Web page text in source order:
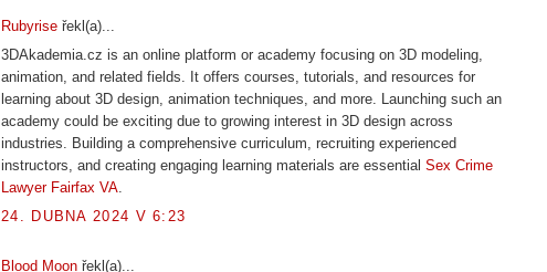
Rubyrise řekl(a)...
3DAkademia.cz is an online platform or academy focusing on 3D modeling,
animation, and related fields. It offers courses, tutorials, and resources for
learning about 3D design, animation techniques, and more. Launching such an
academy could be exciting due to growing interest in 3D design across
industries. Building a comprehensive curriculum, recruiting experienced
instructors, and creating engaging learning materials are essential Sex Crime
Lawyer Fairfax VA.
24. DUBNA 2024 V 6:23
Blood Moon řekl(a)...